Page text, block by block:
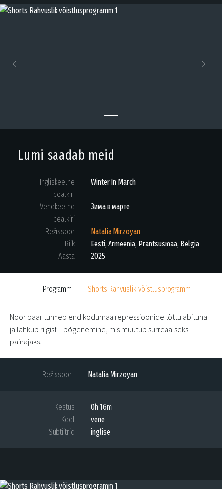
Lumi saadab meid
Ingliskeelne
pealkiri
Winter In March
Venekeelne
pealkiri
Зима в марте
Režissöör
Natalia Mirzoyan
Riik
Eesti, Armeenia, Prantsusmaa, Belgia
Aasta
2025
Programm Shorts Rahvuslik võistlusprogramm
Noor paar tunneb end kodumaa repressioonide tõttu abituna
ja lahkub riigist – põgenemine, mis muutub sürreaalseks
painajaks.
Režissöör Natalia Mirzoyan
Kestus
0h 16m
Keel
vene
Subtiitrid
inglise